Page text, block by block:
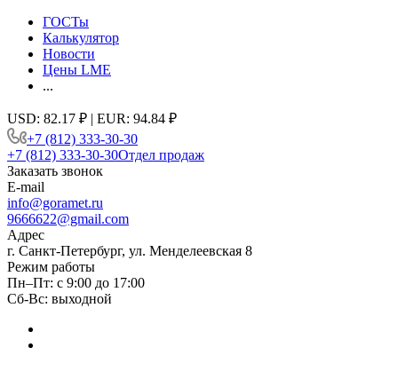
ГОСТы
Калькулятор
Новости
Цены LME
...
USD: 82.17 ₽ | EUR: 94.84 ₽
+7 (812) 333-30-30
+7 (812) 333-30-30Отдел продаж
Заказать звонок
E-mail
info@goramet.ru
9666622@gmail.com
Адрес
г. Санкт-Петербург, ул. Менделеевская 8
Режим работы
Пн–Пт: с 9:00 до 17:00
Сб-Вс: выходной